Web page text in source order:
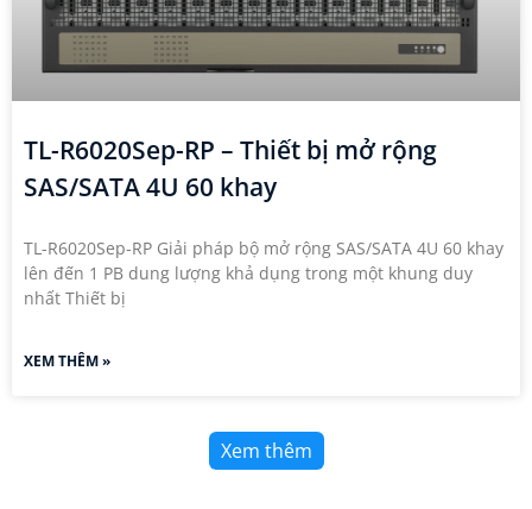
TL-R6020Sep-RP – Thiết bị mở rộng
SAS/SATA 4U 60 khay
TL-R6020Sep-RP Giải pháp bộ mở rộng SAS/SATA 4U 60 khay
lên đến 1 PB dung lượng khả dụng trong một khung duy
nhất Thiết bị
XEM THÊM »
Xem thêm